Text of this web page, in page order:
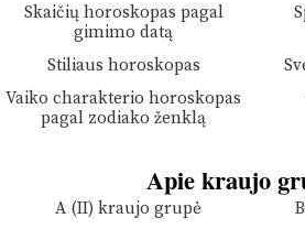
Skaičių horoskopas pagal
gimimo datą
Stiliaus horoskopas
Vaiko charakterio horoskopas
pagal zodiako ženklą
Apie kraujo
A (II) kraujo grupė